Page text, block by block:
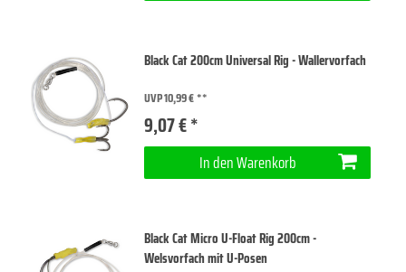
Black Cat 200cm Universal Rig - Wallervorfach
UVP 10,99 €
9,07 € *
In den Warenkorb
Black Cat Micro U-Float Rig 200cm -
Welsvorfach mit U-Posen